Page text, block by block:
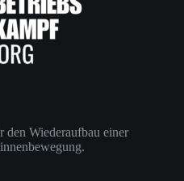
Wiederaufbau einer